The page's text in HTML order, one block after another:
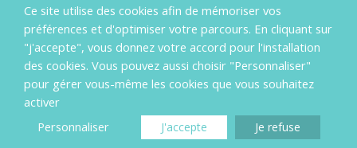
Aides Financières
En savoir plus ?
Copyright RénovéO 2019 -mentions légales
Ce site utilise des cookies afin de mémoriser vos
préférences et d'optimiser votre parcours. En cliquant sur
"j'accepte", vous donnez votre accord pour l'installation
des cookies. Vous pouvez aussi choisir "Personnaliser"
pour gérer vous-même les cookies que vous souhaitez
activer
Personnaliser
J'accepte Je refuse